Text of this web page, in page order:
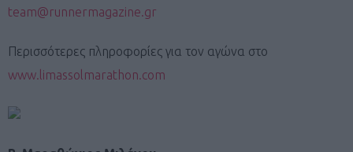
team@runnermagazine.gr
Περισσότερες πληροφορίες για τον αγώνα στο
www.limassolmarathon.com